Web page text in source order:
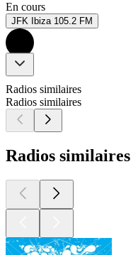
En cours
JFK Ibiza 105.2 FM
Radios similaires
Radios similaires
Radios similaires